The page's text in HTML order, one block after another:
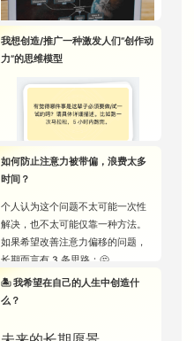
更上一层楼
注意：点击 [返回卡片盒🗃️] 按钮进入交互模式
后，才能启用拖拽
未登录状态下不保存拖拽结果，刷新网页
数字花园根据地。
备注1：因为当时
“数字花园”的名字
还没有流行起来，
所以选用了
wiki.hintsne
t.com
并使用引思网卡片
库 作为网站名称）
个人笔记库的内容
❸ 理解虎码的拆字规则
如需了解虎码的字
识，可以访问
❹ 开始使用鹤虎音形输入法打字
大多数汉字都可以
用 4 个字母打出
来，4 个字母依次
首字根大码、末字
注意：少数特殊汉
在 TheBrain 中，最基础的操作单位
带有文字标题的矩形框，想法之间
可以建立父/子关联 (Parent Link /
Children Link)和跳跃关联 (Jump
Link) ，只要用鼠标在矩形框周围的
3 个节点上拖拽就可以创建关联。
的任何想法，把它变成当前窗口的
中心想法(Plex)。在操作过程中，各
种相互关联的想法来回跳转，先后
占据眼前的中心区域，非常容易联
想到大脑在考虑问题时思前想后的
样子
我想创造/推广一种激发人们“创作动
力”的思维模型
不知还有谁能像我一样，把即刻点
名回答得如此抽象和呆板呢？😅
但是自从关注了 ChatGPT 和它的众
多周边服务以后，我逐渐感到这个
🤔
如何防止注意力被带偏，浪费太多
时间？
个人认为这个问题不太可能一次性
解决，也不太可能仅靠一种方法。
如果希望改善注意力偏移的问题，
长期而言有 3 条思路：🤔
1) 经常做自我观察反思，逐
🏝 我希望在自己的人生中创造什
么？